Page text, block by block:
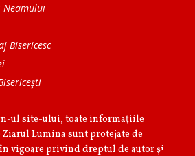
Bisericesc
ul site-ului, toate informaţiile
Lumina sunt protejate de
vigoare privind dreptul de autor şi